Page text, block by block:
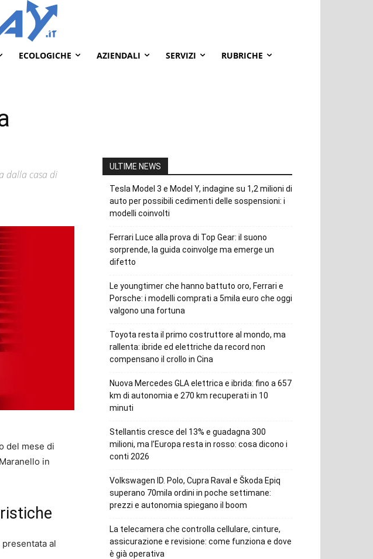
ECOLOGICHE AZIENDALI SERVIZI RUBRICHE
dalla casa di
del mese di
in
al
ULTIME NEWS
Tesla Model 3 e Model Y, indagine su 1,2 milioni di
auto per possibili cedimenti delle sospensioni: i
modelli coinvolti
Ferrari Luce alla prova di Top Gear: il suono
sorprende, la guida coinvolge ma emerge un
difetto
Le youngtimer che hanno battuto oro, Ferrari e
Porsche: i modelli comprati a 5mila euro che oggi
valgono una fortuna
Toyota resta il primo costruttore al mondo, ma
rallenta: ibride ed elettriche da record non
compensano il crollo in Cina
Nuova Mercedes GLA elettrica e ibrida: fino a 657
km di autonomia e 270 km recuperati in 10
minuti
Stellantis cresce del 13% e guadagna 300
milioni, ma l’Europa resta in rosso: cosa dicono i
conti 2026
Volkswagen ID. Polo, Cupra Raval e Škoda Epiq
superano 70mila ordini in poche settimane:
prezzi e autonomia spiegano il boom
La telecamera che controlla cellulare, cinture,
assicurazione e revisione: come funziona e dove
è già operativa